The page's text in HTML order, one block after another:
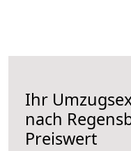
Ihr
nach
Preiswert